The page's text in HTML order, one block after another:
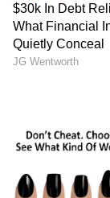
ಲೋಕಸಭಾ
ಒಕ್ಕಲಿಗರಿಗೆ
ಅವರನ್ನು
ಕುಮಾರಸ್ವಾಮಿ